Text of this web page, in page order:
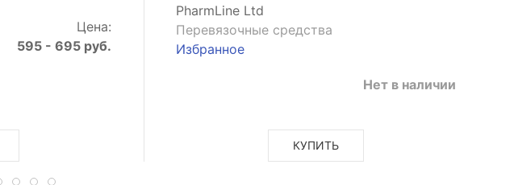
Цена:
595 - 695 руб.
PharmLine Ltd
Перевязочные средства
Избранное
Нет в наличии
КУПИТЬ